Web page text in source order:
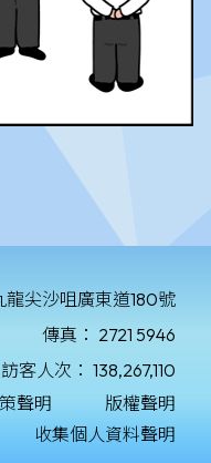
龍尖沙咀廣東道180號
傳真： 2721 5946
訪客人次： 138,267,110
聲明
版權聲明
收集個人資料聲明